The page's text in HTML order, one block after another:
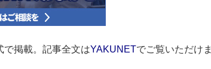
で掲載。記事全文はYAKUNETでご覧いただけま